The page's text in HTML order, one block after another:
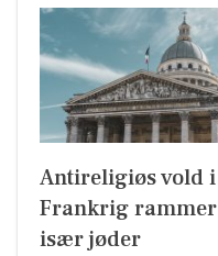
Antireligiøs vold i
Frankrig rammer
især jøder